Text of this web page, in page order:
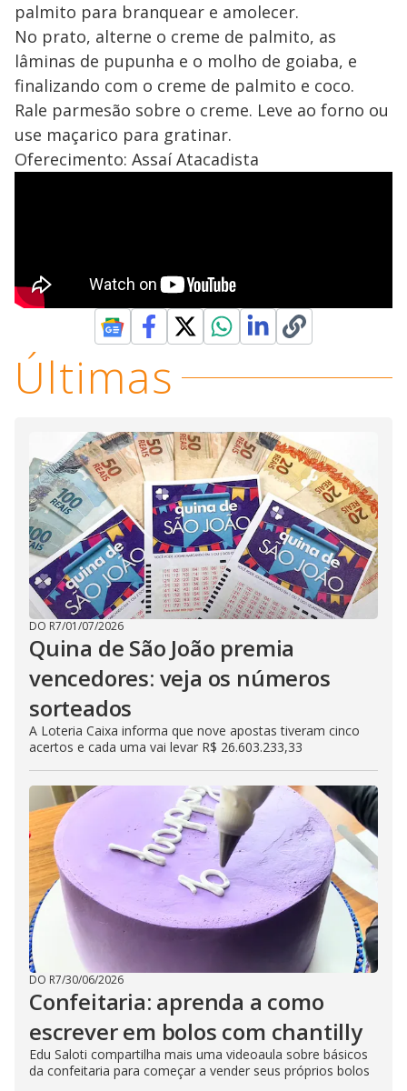
palmito para branquear e amolecer.
No prato, alterne o creme de palmito, as
lâminas de pupunha e o molho de goiaba, e
finalizando com o creme de palmito e coco.
Rale parmesão sobre o creme. Leve ao forno ou
use maçarico para gratinar.
Oferecimento: Assaí Atacadista
Últimas
DO R7/01/07/2026
Quina de São João premia
vencedores: veja os números
sorteados
A Loteria Caixa informa que nove apostas tiveram cinco
acertos e cada uma vai levar R$ 26.603.233,33
DO R7/30/06/2026
Confeitaria: aprenda a como
escrever em bolos com chantilly
Edu Saloti compartilha mais uma videoaula sobre básicos
da confeitaria para começar a vender seus próprios bolos